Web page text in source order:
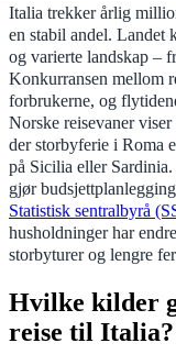
Italia trekker årlig
en stabil andel. Landet
og varierte landskap –
Konkurransen mellom
forbrukerne, og
Norske reisevaner
der storbyferie i Roma
på Sicilia eller
gjør
Statistisk sentralbyrå
husholdninger har
storbyturer og lengre
Hvilke kilder
reise til Italia?